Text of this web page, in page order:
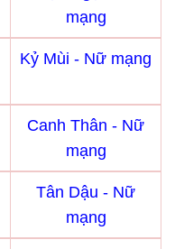
mạng
Kỷ Mùi - Nữ mạng
Canh Thân - Nữ
mạng
Tân Dậu - Nữ
mạng